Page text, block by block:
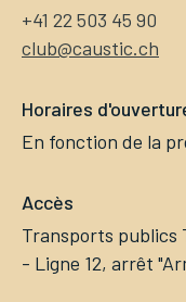
+41 22 503 45 90
club@caustic.ch
Horaires
En fonction de la
Accès
Transports publics
- Ligne 12, arrêt